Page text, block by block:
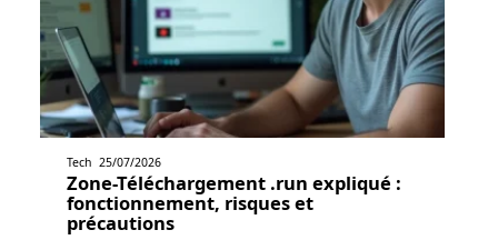
Tech 25/07/2026
Zone-Téléchargement .run expliqué :
fonctionnement, risques et
précautions